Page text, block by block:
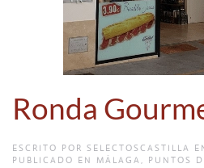
Ronda
ESCRITO POR SELECTOSCASTILLA
PUBLICADO EN MÁLAGA PUNTOS